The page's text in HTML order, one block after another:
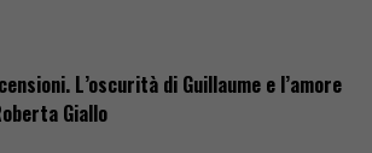
L’oscurità di Guillaume e l’amore
Giallo